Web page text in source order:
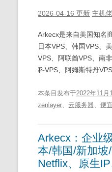
2026-04-16 更新 主机佬
Arkecx是来自美国知名
日本VPS、韩国VPS、
VPS、阿联酋VPS、南
科VPS、阿姆斯特丹
本条目发布于2022年11月
zenlayer
云服务器 便
Arkecx：企业
本/韩国/新加坡
Netflix、原生